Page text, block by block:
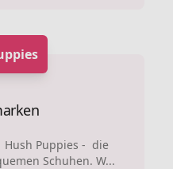
Puppies - die
Schuhen. W...